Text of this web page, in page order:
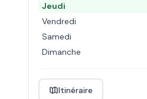
Jeudi
Vendredi
Samedi
Dimanche
Itinéraire